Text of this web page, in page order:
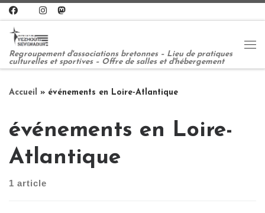
Passer au contenu
Regroupement d'associations bretonnes – Lieu de pratiques
culturelles et sportives – Offre de salles et d'hébergement
Accueil » événements en Loire-Atlantique
événements en Loire-
Atlantique
1 article